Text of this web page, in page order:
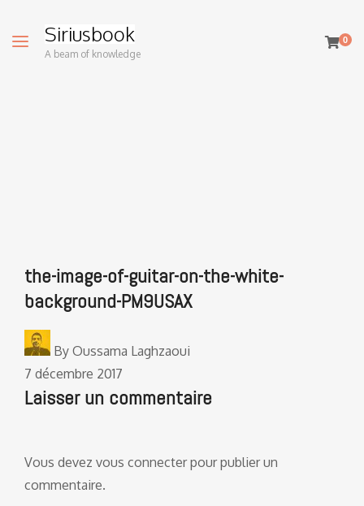
Siriusbook
A beam of knowledge
0
the-image-of-guitar-on-the-white-
background-PM9USAX
By Oussama Laghzaoui
7 décembre 2017
Laisser un commentaire
Vous devez vous connecterpour publier un
commentaire.